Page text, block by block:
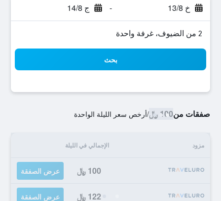
خ 13/8 - ج 14/8
2 من الضيوف، غرفة واحدة
بحث
صفقات من100 ﷼ /أرخص سعر الليلة الواحدة
مزود الإجمالي في الليلة
100 ﷼ عرض الصفقة
122 ﷼ عرض الصفقة